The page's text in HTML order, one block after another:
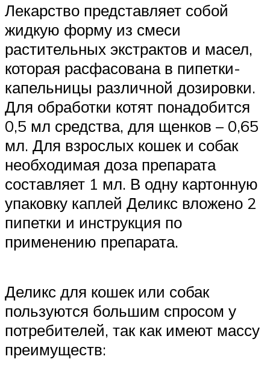
Лекарство представляет собой
жидкую форму из смеси
растительных экстрактов и масел,
которая расфасована в пипетки-
капельницы различной дозировки.
Для обработки котят понадобится
0,5 мл средства, для щенков – 0,65
мл. Для взрослых кошек и собак
необходимая доза препарата
составляет 1 мл. В одну картонную
упаковку каплей Деликс вложено 2
пипетки и инструкция по
применению препарата.
Деликс для кошек или собак
пользуются большим спросом у
потребителей, так как имеют массу
преимуществ: